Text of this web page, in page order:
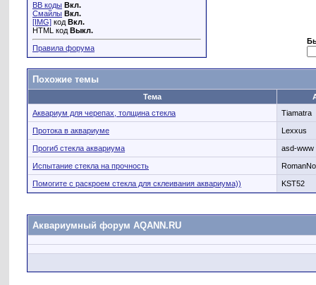
BB коды Вкл.
Смайлы Вкл.
[IMG] код Вкл.
HTML код Выкл.
Правила форума
Похожие темы
Тема
Аквариум для черепах, толщина стекла
Tiamatra
Протока в аквариуме Lexxus
Прогиб стекла аквариума asd-www
Испытание стекла на прочность
Помогите с раскроем стекла для склеивания аквариума)) KST52
Аквариумный форум AQANN.RU